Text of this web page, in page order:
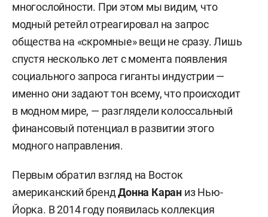
многослойности. При этом мы видим, что
модный ретейл отреагировал на запрос
общества на «скромные» вещи не сразу. Лишь
спустя несколько лет с момента появления
социального запроса гиганты индустрии —
именно они задают тон всему, что происходит
в модном мире, — разглядели колоссальный
финансовый потенциал в развитии этого
модного направления.
Первым обратил взгляд на Восток
американский брендДонна Каран из Нью-
Йорка. В 2014 году появилась коллекция